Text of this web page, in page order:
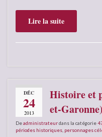
Lire la suite
DÉC
24
2013
Histoire et
et-Garonne)
Deadministrateurdans la catégorie
périodes historiques, personnages